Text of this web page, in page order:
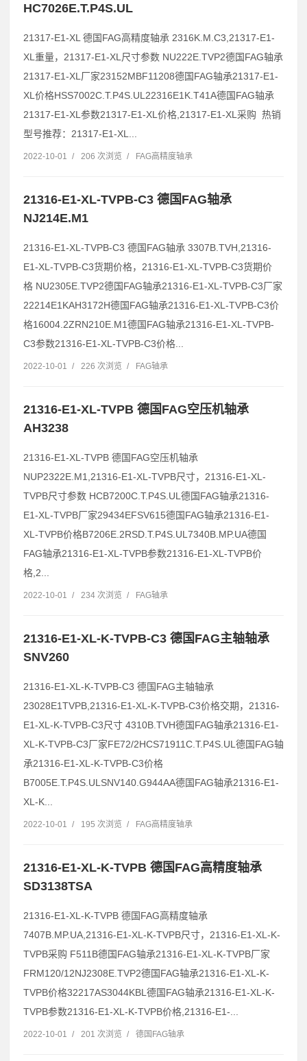
HC7026E.T.P4S.UL
21317-E1-XL 德国FAG高精度轴承 2316K.M.C3,21317-E1-
XL重量，21317-E1-XL尺寸参数 NU222E.TVP2德国FAG轴承
21317-E1-XL厂家23152MBF11208德国FAG轴承21317-E1-
XL价格HSS7002C.T.P4S.UL22316E1K.T41A德国FAG轴承
21317-E1-XL参数21317-E1-XL价格,21317-E1-XL采购 热销
型号推荐：21317-E1-XL...
2022-10-01 / 206 次浏览 / FAG高精度轴承
21316-E1-XL-TVPB-C3 德国FAG轴承
NJ214E.M1
21316-E1-XL-TVPB-C3 德国FAG轴承 3307B.TVH,21316-
E1-XL-TVPB-C3货期价格，21316-E1-XL-TVPB-C3货期价
格 NU2305E.TVP2德国FAG轴承21316-E1-XL-TVPB-C3厂家
22214E1KAH3172H德国FAG轴承21316-E1-XL-TVPB-C3价
格16004.2ZRN210E.M1德国FAG轴承21316-E1-XL-TVPB-
C3参数21316-E1-XL-TVPB-C3价格...
2022-10-01 / 226 次浏览 / FAG轴承
21316-E1-XL-TVPB 德国FAG空压机轴承
AH3238
21316-E1-XL-TVPB 德国FAG空压机轴承
NUP2322E.M1,21316-E1-XL-TVPB尺寸，21316-E1-XL-
TVPB尺寸参数 HCB7200C.T.P4S.UL德国FAG轴承21316-
E1-XL-TVPB厂家29434EFSV615德国FAG轴承21316-E1-
XL-TVPB价格B7206E.2RSD.T.P4S.UL7340B.MP.UA德国
FAG轴承21316-E1-XL-TVPB参数21316-E1-XL-TVPB价
格,2...
2022-10-01 / 234 次浏览 / FAG轴承
21316-E1-XL-K-TVPB-C3 德国FAG主轴轴承
SNV260
21316-E1-XL-K-TVPB-C3 德国FAG主轴轴承
23028E1TVPB,21316-E1-XL-K-TVPB-C3价格交期，21316-
E1-XL-K-TVPB-C3尺寸 4310B.TVH德国FAG轴承21316-E1-
XL-K-TVPB-C3厂家FE72/2HCS71911C.T.P4S.UL德国FAG轴
承21316-E1-XL-K-TVPB-C3价格
B7005E.T.P4S.ULSNV140.G944AA德国FAG轴承21316-E1-
XL-K...
2022-10-01 / 195 次浏览 / FAG高精度轴承
21316-E1-XL-K-TVPB 德国FAG高精度轴承
SD3138TSA
21316-E1-XL-K-TVPB 德国FAG高精度轴承
7407B.MP.UA,21316-E1-XL-K-TVPB尺寸，21316-E1-XL-K-
TVPB采购 F511B德国FAG轴承21316-E1-XL-K-TVPB厂家
FRM120/12NJ2308E.TVP2德国FAG轴承21316-E1-XL-K-
TVPB价格32217AS3044KBL德国FAG轴承21316-E1-XL-K-
TVPB参数21316-E1-XL-K-TVPB价格,21316-E1-...
2022-10-01 / 201 次浏览 / 德国FAG轴承